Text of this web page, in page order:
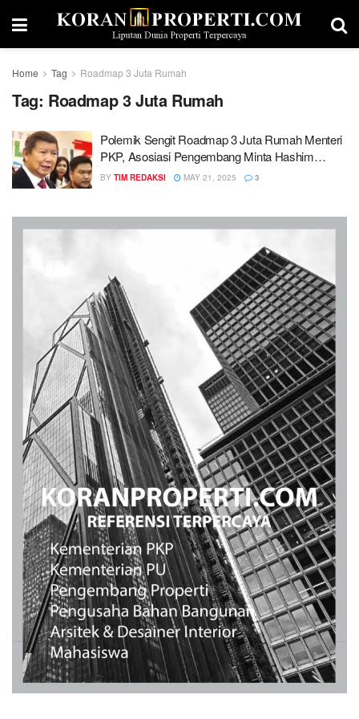
Home Tag Roadmap 3 Juta Rumah
Tag: Roadmap 3 Juta Rumah
Polemik Sengit Roadmap 3 Juta Rumah Menteri
PKP, Asosiasi Pengembang Minta Hashim
Djojohadikusumo Turun Tangan
BY TIM REDAKSI MAY 21, 2025 3